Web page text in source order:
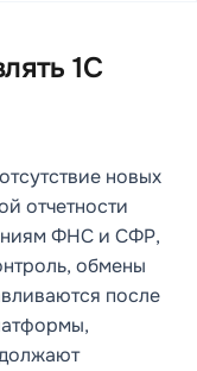
1С
новых
отчетности
ФНС и СФР,
обмены
после